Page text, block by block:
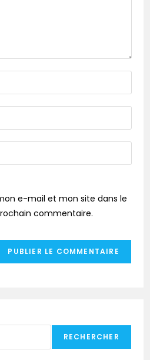
e-mail et mon site dans le
commentaire.
RECHERCHER